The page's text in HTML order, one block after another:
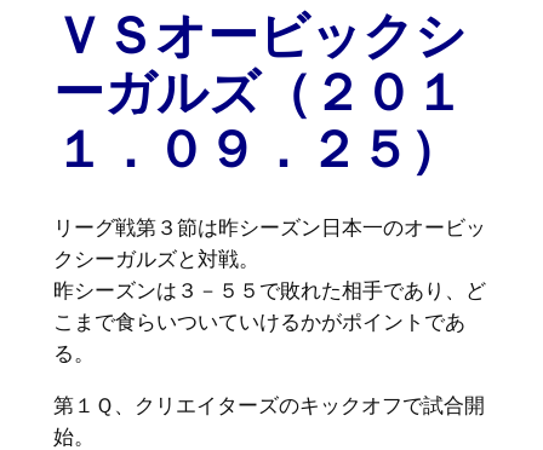
ＶＳオービックシ
ーガルズ（２０１
１．０９．２５）
リーグ戦第３節は昨シーズン日本一のオービッ
クシーガルズと対戦。
昨シーズンは３－５５で敗れた相手であり、ど
こまで食らいついていけるかがポイントであ
る。
第１Ｑ、クリエイターズのキックオフで試合開
始。